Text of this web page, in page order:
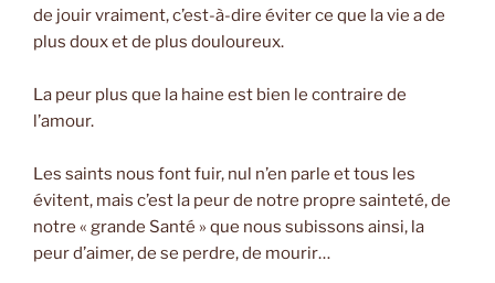
de jouir vraiment, c’est-à-dire éviter ce que la vie a de
plus doux et de plus douloureux.
La peur plus que la haine est bien le contraire de
l’amour.
Les saints nous font fuir, nul n’en parle et tous les
évitent, mais c’est la peur de notre propre sainteté, de
notre « grande Santé » que nous subissons ainsi, la
peur d’aimer, de se perdre, de mourir…